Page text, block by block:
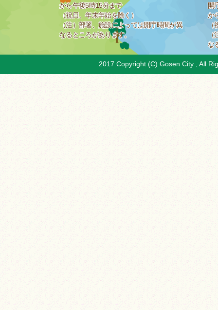
から午後5時15分まで
（祝日、年末年始を除く）
（注）部署、施設によっては開庁時間が異
なるところがあります。
開
か
な
2017 Copyright (C) Gosen City , All